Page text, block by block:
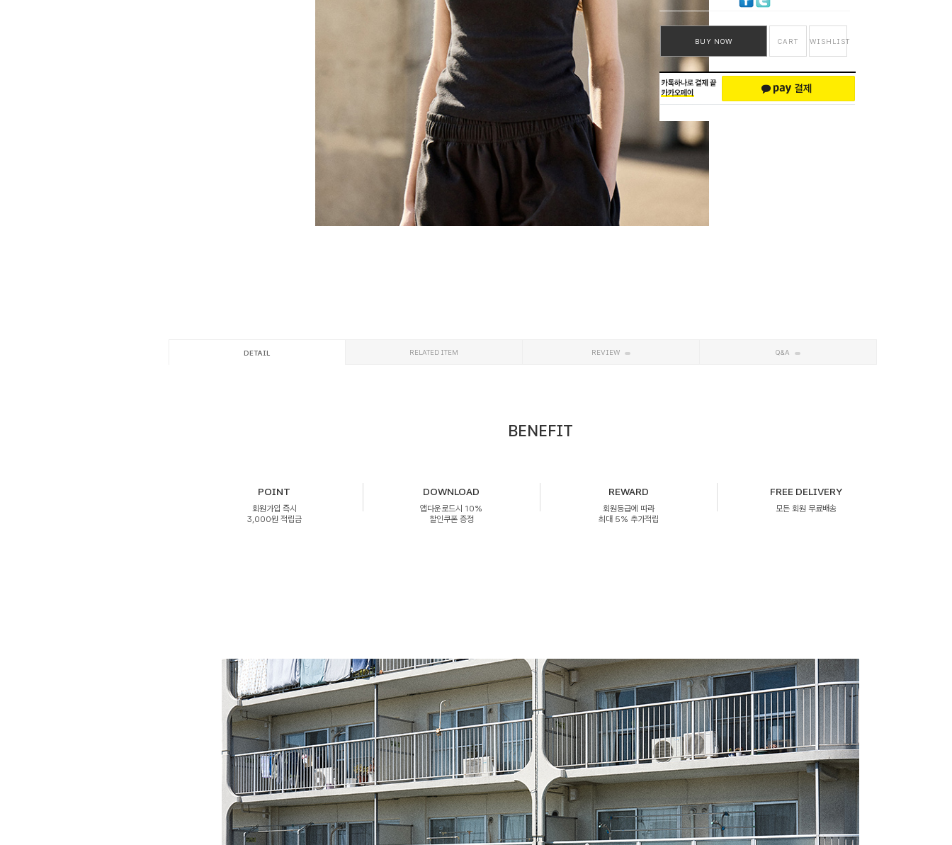
BUY NOW CART WISHLIST
DETAIL RELATED ITEM REVIEW Q&A
BENEFIT
POINT
회원가입 즉시
3,000원 적립금
DOWNLOAD
앱다운로드시 10%
할인쿠폰 증정
REWARD
회원등급에 따라
최대 5% 추가적립
FREE DELIVERY
모든 회원 무료배송